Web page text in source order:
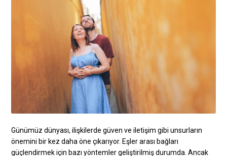
Günümüz dünyası, ilişkilerde güven ve iletişim gibi unsurların
önemini bir kez daha öne çıkarıyor. Eşler arası bağları
güçlendirmek için bazı yöntemler geliştirilmiş durumda. Ancak